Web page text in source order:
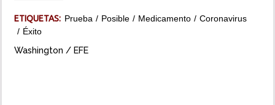
ETIQUETAS: Prueba Posible Medicamento
Coronavirus
Éxito
Washington / EFE